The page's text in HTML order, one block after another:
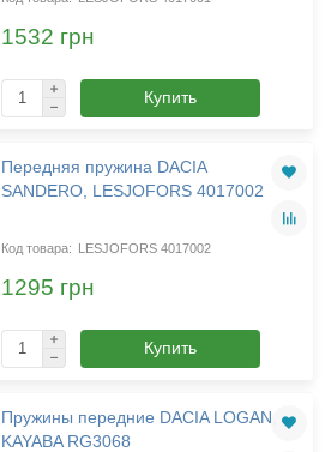
1532 грн
Купить
Передняя пружина DACIA
SANDERO, LESJOFORS 4017002
LESJOFORS 4017002
1295 грн
Купить
Пружины передние DACIA LOGAN,
KAYABA RG3068